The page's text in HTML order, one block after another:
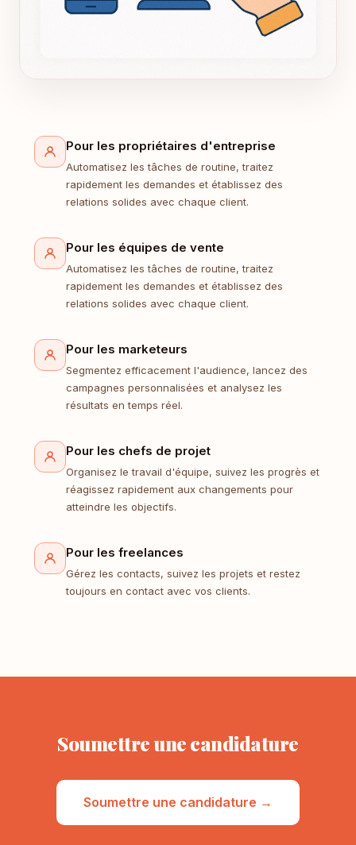
Pour les propriétaires d'entreprise
Automatisez les tâches de routine, traitez
rapidement les demandes et établissez des
relations solides avec chaque client.
Pour les équipes de vente
Automatisez les tâches de routine, traitez
rapidement les demandes et établissez des
relations solides avec chaque client.
Pour les marketeurs
Segmentez efficacement l'audience, lancez des
campagnes personnalisées et analysez les
résultats en temps réel.
Pour les chefs de projet
Organisez le travail d'équipe, suivez les progrès et
réagissez rapidement aux changements pour
atteindre les objectifs.
Pour les freelances
Gérez les contacts, suivez les projets et restez
toujours en contact avec vos clients.
Soumettre une candidature
Soumettre une candidature →